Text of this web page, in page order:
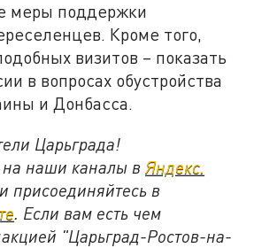
меры поддержки
Кроме того,
визитов – показать
в вопросах обустройства
и Донбасса.
Царьграда!
на наши каналы вЯндекс.
и присоединяйтесь в
. Если вам есть чем
"Царьград-Ростов-на-